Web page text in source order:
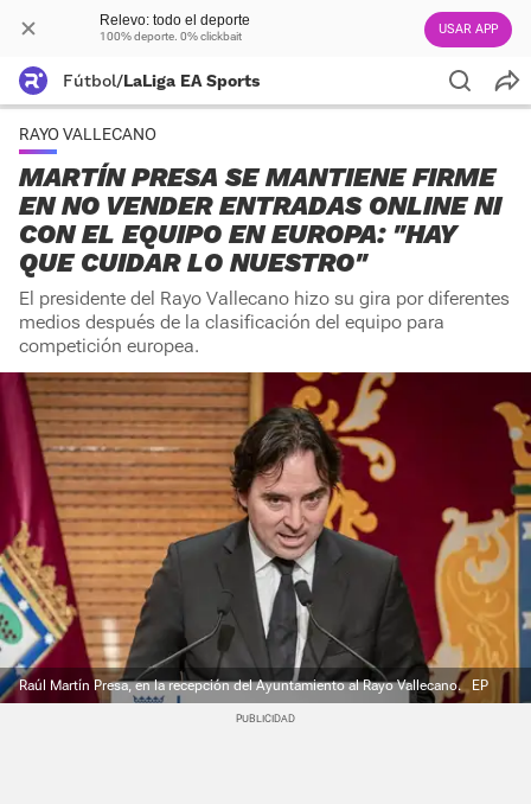
Relevo: todo el deporte
100% deporte. 0% clickbait USAR APP
Fútbol/LaLiga EA Sports
RAYO VALLECANO
MARTÍN PRESA SE MANTIENE FIRME
EN NO VENDER ENTRADAS ONLINE NI
CON EL EQUIPO EN EUROPA: "HAY
QUE CUIDAR LO NUESTRO"
El presidente del Rayo Vallecano hizo su gira por diferentes
medios después de la clasificación del equipo para
competición europea.
Raúl Martín Presa, en la recepción del Ayuntamiento al Rayo Vallecano. EP